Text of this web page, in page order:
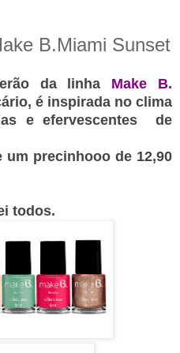
B.Miami Sunset
da linha Make B.
é inspirada no clima
eefervescentes de
precinhooo de 12,90
todos.